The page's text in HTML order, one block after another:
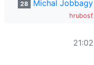
28 Michal Jobbagy
hrubosť
21:02